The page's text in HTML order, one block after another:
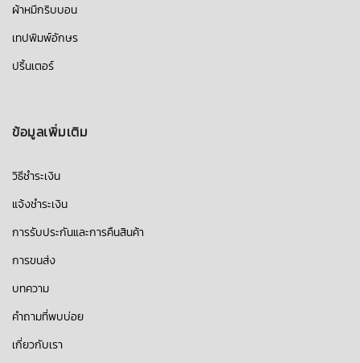
ผ้าหมึกริบบอน
เทปพิมพ์อักษร
ปริ้นเตอร์
ข้อมูลเพิ่มเติม
วิธีชำระเงิน
แจ้งชำระเงิน
การรับประกันและการคืนสินค้า
การขนส่ง
บทความ
คำถามที่พบบ่อย
เกี่ยวกับเรา